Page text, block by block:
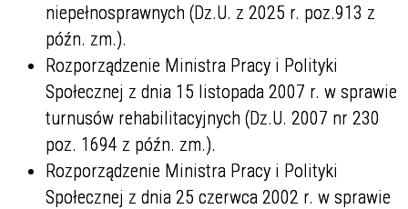
niepełnosprawnych (Dz.U. z 2025 r. poz.913 z
późn. zm.).
Rozporządzenie Ministra Pracy i Polityki
Społecznej z dnia 15 listopada 2007 r. w sprawie
turnusów rehabilitacyjnych (Dz.U. 2007 nr 230
poz. 1694 z późn. zm.).
Rozporządzenie Ministra Pracy i Polityki
Społecznej z dnia 25 czerwca 2002 r. w sprawie